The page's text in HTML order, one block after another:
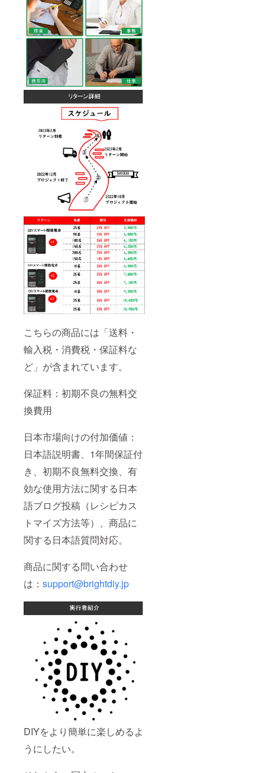
こちらの商品には「送料・
輸入税・消費税・保証料な
ど」が含まれています。
保証料：初期不良の無料交
換費用
日本市場向けの付加価値：
日本語説明書、1年間保証付
き、初期不良無料交換、有
効な使用方法に関する日本
語ブログ投稿（レシピカス
トマイズ方法等）、商品に
関する日本語質問対応。
商品に関する問い合わせ
は： support@brightdiy.jp
DIYをより簡単に楽しめるよ
うにしたい。